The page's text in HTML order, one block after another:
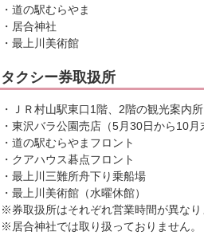
・道の駅むらやま
・居合神社
・最上川美術館
タクシー券取扱所
・ＪＲ村山駅東口1階、2階の観光案内所
・東沢バラ公園売店（5月30日から10月
・道の駅むらやまフロント
・クアハウス碁点フロント
・最上川三難所舟下り乗船場
・最上川美術館（水曜休館）
※券取扱所はそれぞれ営業時間が異なり
※居合神社では取り扱っておりません。